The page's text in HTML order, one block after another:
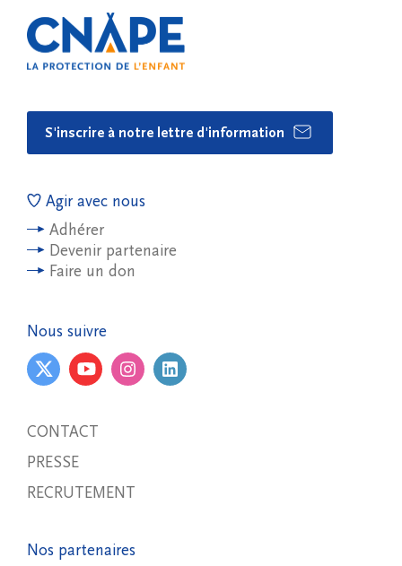
S'inscrire à notre lettre d'information
Agir avec nous
Adhérer
Devenir partenaire
Faire un don
Nous suivre
CONTACT
PRESSE
RECRUTEMENT
Nos partenaires